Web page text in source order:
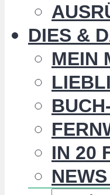
DIES &
MEIN
IN 20